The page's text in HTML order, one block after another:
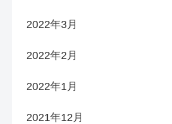
2022年3月
2022年2月
2022年1月
2021年12月